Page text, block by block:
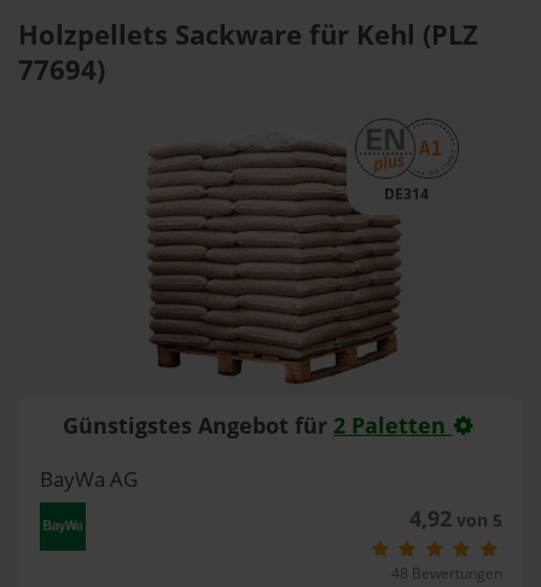
Holzpellets Sackware für Kehl (PLZ
77694)
DE314
Günstigstes Angebot für 2 Paletten
BayWa AG
4,92von 5
48 Bewertungen